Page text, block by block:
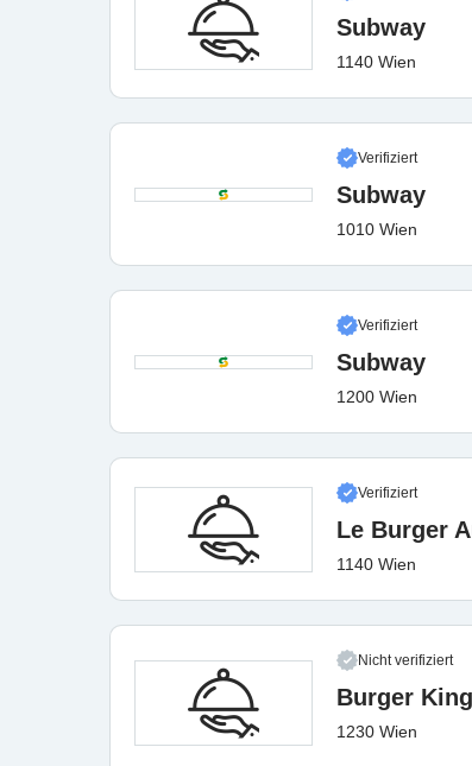
Subway
1140 Wien
Verifiziert
Subway
1010 Wien
Verifiziert
Subway
1200 Wien
Verifiziert
Le Burger
1140 Wien
Nicht verifiziert
Burger
1230 Wien